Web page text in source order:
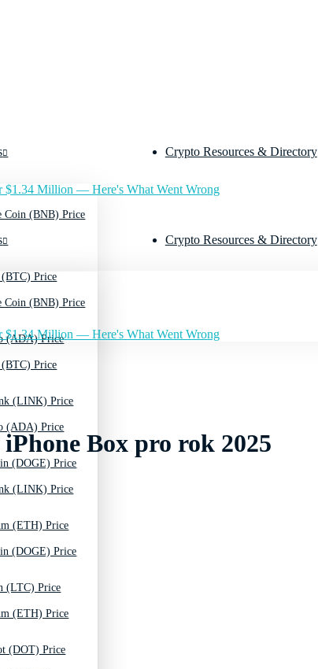
Coin (BNB) Price
Price
(ADA) Price
(LINK) Price
(DOGE) Price
(ETH) Price
(LTC) Price
(DOT) Price
Crypto Resources & Directory
Million — Here's What Went Wrong
Coin (BNB) Price
Price
(ADA) Price
(LINK) Price
(DOGE) Price
(ETH) Price
Crypto Resources & Directory
Million — Here's What Went Wrong
Box pro rok 2025